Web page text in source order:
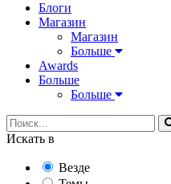
Блоги
Магазин
Магазин
Больше
Awards
Больше
Больше
Искать в
Везде